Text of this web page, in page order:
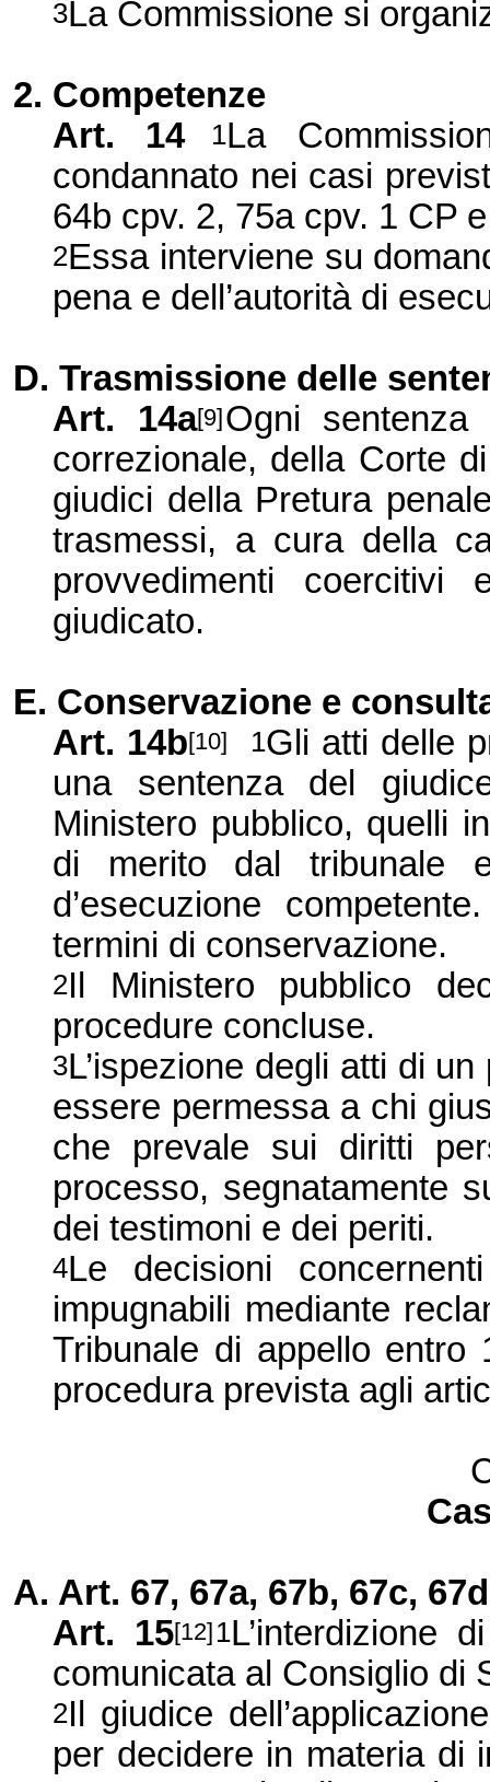
3La Commissione si
2. Competenze
Art. 14
1La
condannato nei casi
64b cpv. 2, 75a cpv. 1 CP
2Essa interviene su
pena e dell’autorità di
D. Trasmissione delle
Art. 14a[9]Ogni
correzionale, della Corte
giudici della Pretura
trasmessi, a cura della
provvedimenti
giudicato.
E. Conservazione e
Art. 14b[10] 1Gli atti delle
una sentenza del
Ministero pubblico, quelli
di merito dal tribunale e
d’esecuzione
termini di conservazione.
2Il Ministero pubblico
procedure concluse.
3L’ispezione degli atti di
essere permessa a chi
che prevale sui diritti
processo, segnatamente
dei testimoni e dei periti.
4Le decisioni
impugnabili mediante
Tribunale di appello
procedura prevista agli
A. Art. 67, 67a, 67b, 67c,
Art. 15[12] 1L’interdizione
comunicata al Consiglio di
2Il giudice
per decidere in materia di